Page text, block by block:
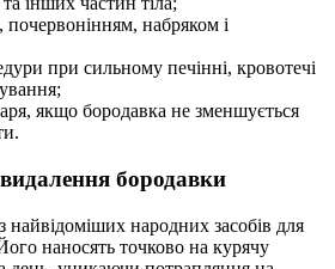
почервонінням, набряком і
при сильному печінні, кровотечі
якщо бородавка не зменшується
бородавки
найвідоміших народних засобів для
наносять точково на курячу